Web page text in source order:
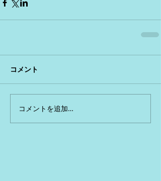
コメント
コメントを追加…